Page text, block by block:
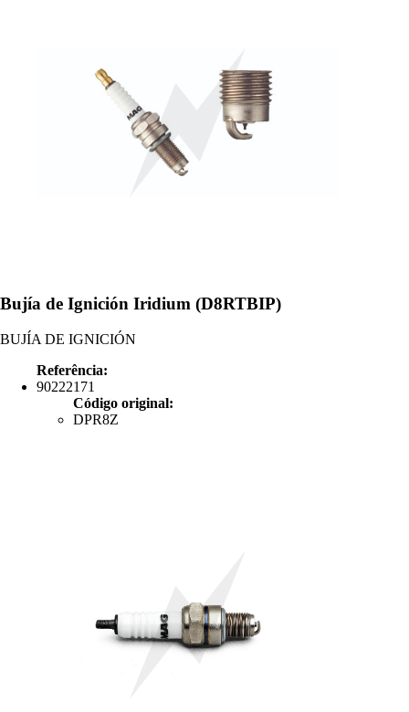
Bujía de Ignición Iridium (D8RTBIP)
BUJÍA DE IGNICIÓN
Referência:
90222171
Código original:
DPR8Z